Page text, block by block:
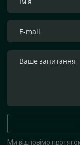
Ми відповімо